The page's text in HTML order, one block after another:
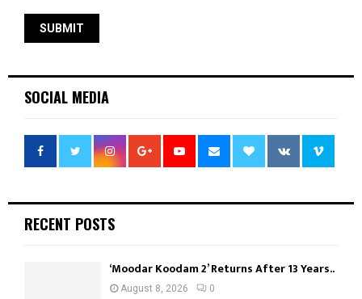
SOCIAL MEDIA
RECENT POSTS
‘Moodar Koodam 2’ Returns After 13 Years..
August 8, 2026 0